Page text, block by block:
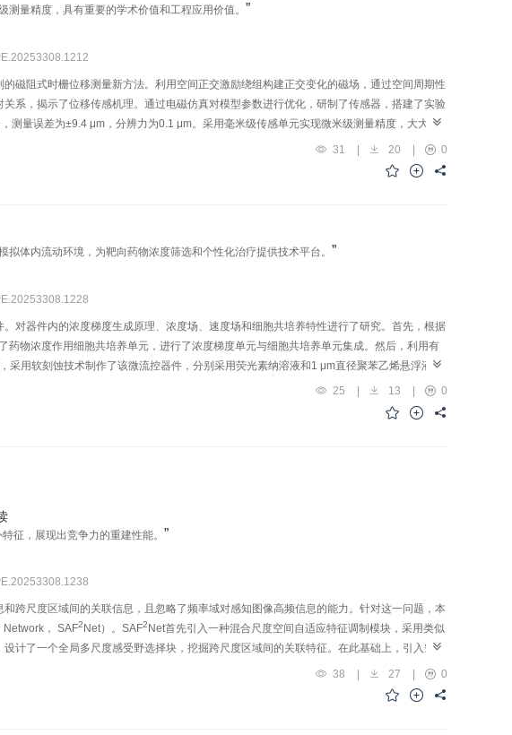
量精度，具有重要的学术价值和工程应用价值。 ”
磁阻式时栅位移测量新方法。利用空间正交激励绕组构建正交变化的磁场，通过空间周期性
系，揭示了位移传感机理。通过电磁仿真对模型参数进行优化，研制了传感器，搭建了实验
量误差为±9.4 μm，分辨力为0.1 μm。采用毫米级传感单元实现微米级测量精度，大大降
用于强油污等恶劣环境下位移测量，具有重要的学术价值和工程应用价值。
31 | 20 |
0
体内流动环境，为靶向药物浓度筛选和个性化治疗提供技术平台。 ”
对器件内的浓度梯度生成原理、浓度场、速度场和细胞共培养特性进行了研究。首先，根据
物浓度作用细胞共培养单元，进行了浓度梯度单元与细胞共培养单元集成。然后，利用有
用软刻蚀技术制作了该微流控器件，分别采用荧光素纳溶液和1 μm直径聚苯乙烯悬浮液模
长曲线和叶酸受体靶向性。仿真与实验结果表明：设计的微流控器件能够生成设定的浓度
元内流速分布均匀，培养单元内的平均流速为（7.1±0.3）μm/s；两种细胞的生长符合S型生
果表明，该微流控器件能够模拟细胞在体内的流动环境，为靶向药物浓度筛选和个性化治疗
25 13
0
征，展现出竞争力的重建性能。 ”
跨尺度区域间的关联信息，且忽略了频率域对感知图像高频信息的能力。针对这一问题，本
， SAF2 Net）。SAF2 Net首先引入一种混合尺度空间自适应特征调制模块，采用类似
计了一个全局多尺度感受野选择块，挖掘跨尺度区域间的关联特征。在此基础上，引入空间
像高频内容的建模能力。在两个公开遥感图像数据集上进行多组实验，SAF
Net获得的定
较于次优方法HAUNet，PSNR和SSIM分别提升了0.11 dB和0.003 3；在主观视觉质量方
38 | 27 |
0